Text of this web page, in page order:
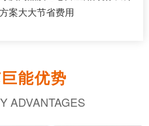
案大大节省费用
能优势
ADVANTAGES